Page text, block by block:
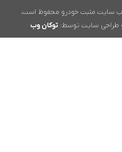
و طراحی سایت توسط: توکان وب